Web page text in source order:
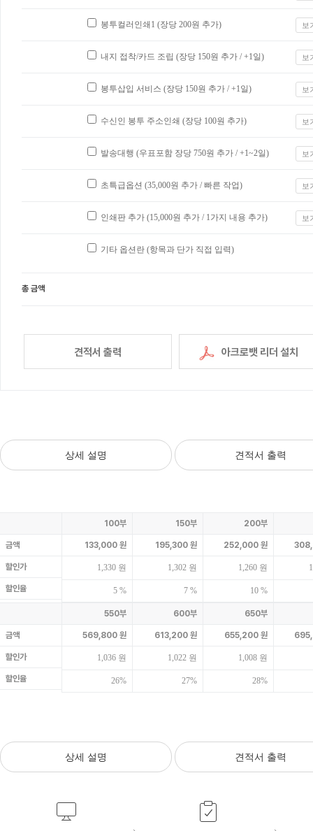
봉투컬러인쇄1 (장당 200원 추가) 보
내지 접착/카드 조립 (장당 150원 추가 / +1일) 보
봉투삽입 서비스 (장당 150원 추가 / +1일) 보
수신인 봉투 주소인쇄 (장당 100원 추가) 보
발송대행 (우표포함 장당 750원 추가 / +1~2일) 보
초특급옵션 (35,000원 추가 / 빠른 작업) 보
인쇄판 추가 (15,000원 추가 / 1가지 내용 추가) 보
기타 옵션란 (항목과 단가 직접 입력)
총 금액
견적서 출력 아크로뱃 리더 설치
상세 설명 견적서 출력
금액
할인가
할인율
100부
133,000 원
1,330 원
5 %
150부
195,300 원
1,302 원
7 %
200부
252,000 원
1,260 원
10 %
금액
할인가
할인율
550부
569,800 원
1,036 원
26%
600부
613,200 원
1,022 원
27%
650부
655,200 원
1,008 원
28%
상세 설명 견적서 출력